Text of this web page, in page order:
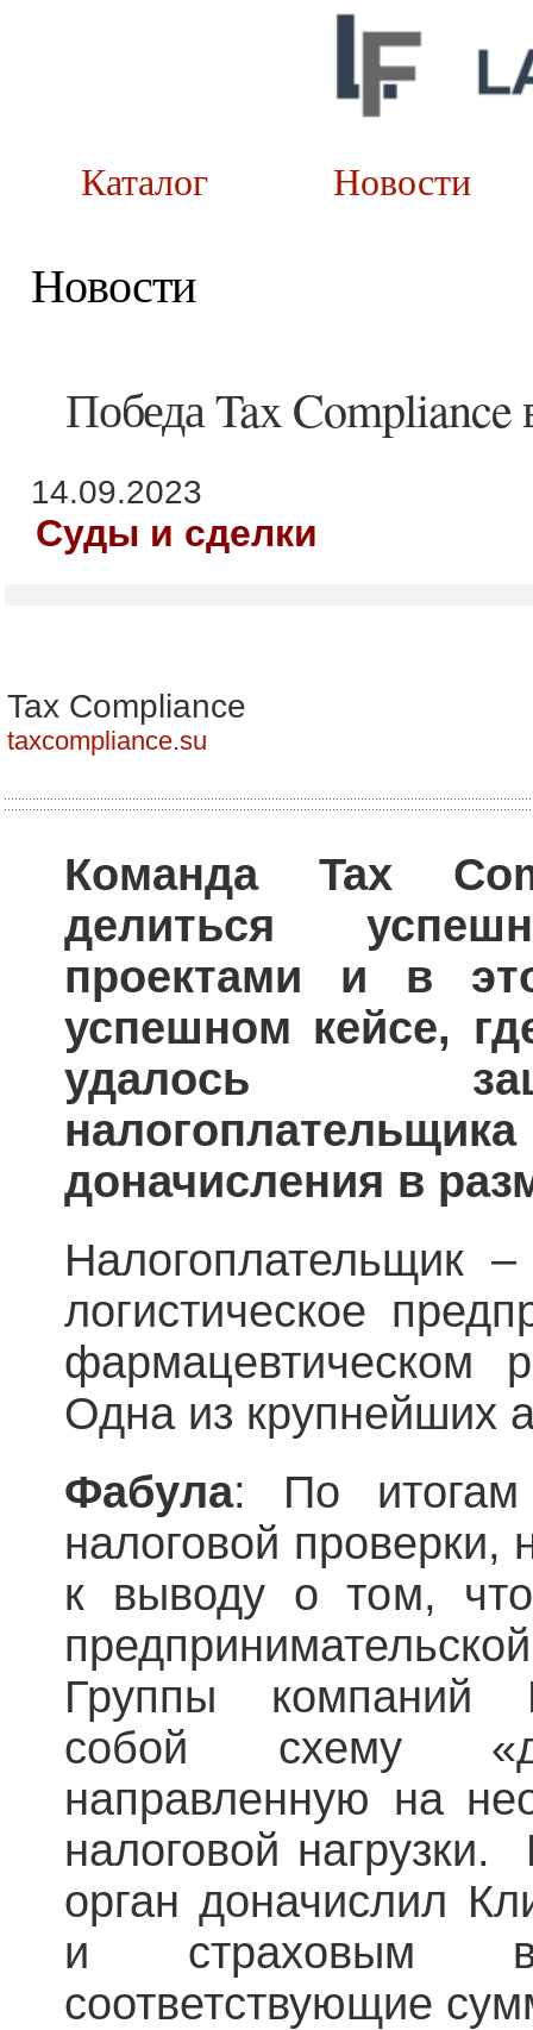
Каталог
Новости
Победа Tax Compliance
14.09.2023
Суды и сделки
Tax Compliance
taxcompliance.su
Команда Tax
делиться
проектами и в
успешном кейсе,
удалось
доначисления в
Налогоплательщик
логистическое
фармацевтическом
Одна из крупнейших
Фабула: По итогам
налоговой проверки,
к выводу о том, что
Группы компаний
собой схему
направленную на
налоговой нагрузки.
орган доначислил
и страховым
соответствующие